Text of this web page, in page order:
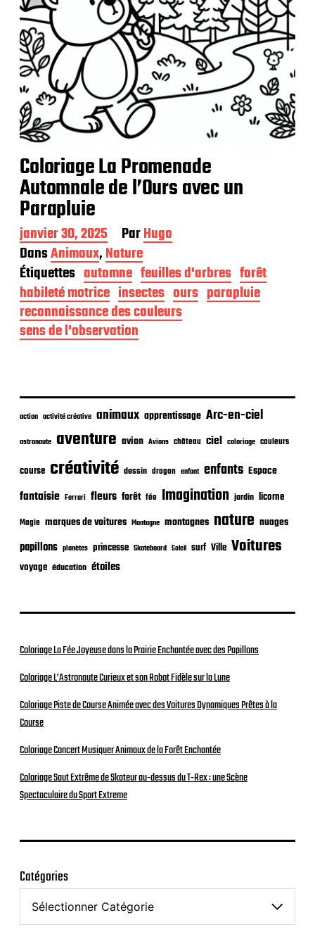
o
n
Coloriage La Promenade
Automnale de l’Ours avec un
Parapluie
D
a
t
e
d
e
p
u
b
a
t
o
janvier 30, 2025 ParHugo
DansAnimaux,Nature
Étiquettes automne feuilles d'arbres forêt
habileté motrice insectes ours parapluie
reconnaissance des couleurs
sens de l'observation
action activité créative animaux apprentissage Arc-en-ciel
astronaute aventure avion Avions château ciel coloriage couleurs
course créativité dessin dragon enfant enfants Espace
fantaisie Ferrari fleurs forêt fée Imagination jardin licorne
Magie marques de voitures Montagne montagnes nature nuages
papillons planètes princesse Skateboard Soleil surf Ville Voitures
voyage éducation étoiles
Coloriage La Fée Joyeuse dans la Prairie Enchantée avec des Papillons
Coloriage L’Astronaute Curieux et son Robot Fidèle sur la Lune
Coloriage Piste de Course Animée avec des Voitures Dynamiques Prêtes à la
Course
Coloriage Concert Musiquer Animaux de la Forêt Enchantée
Coloriage Saut Extrême de Skateur au-dessus du T-Rex : une Scène
Spectaculaire du Sport Extreme
Catégories